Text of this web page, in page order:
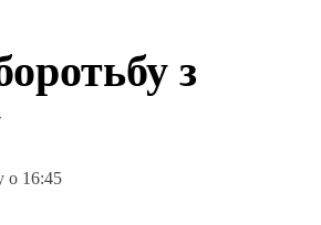
з
о 16:45